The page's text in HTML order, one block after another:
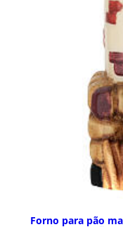
Forno para pão